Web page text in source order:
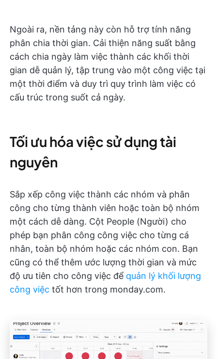
Ngoài ra, nền tảng này còn hỗ trợ tính năng
phân chia thời gian. Cải thiện năng suất bằng
cách chia ngày làm việc thành các khối thời
gian dễ quản lý, tập trung vào một công việc tại
một thời điểm và duy trì quy trình làm việc có
cấu trúc trong suốt cả ngày.
Tối ưu hóa việc sử dụng tài
nguyên
Sắp xếp công việc thành các nhóm và phân
công cho từng thành viên hoặc toàn bộ nhóm
một cách dễ dàng. Cột People (Người) cho
phép bạn phân công công việc cho từng cá
nhân, toàn bộ nhóm hoặc các nhóm con. Bạn
cũng có thể thêm ước lượng thời gian và mức
độ ưu tiên cho công việc để quản lý khối lượng
công việc tốt hơn trong monday.com.